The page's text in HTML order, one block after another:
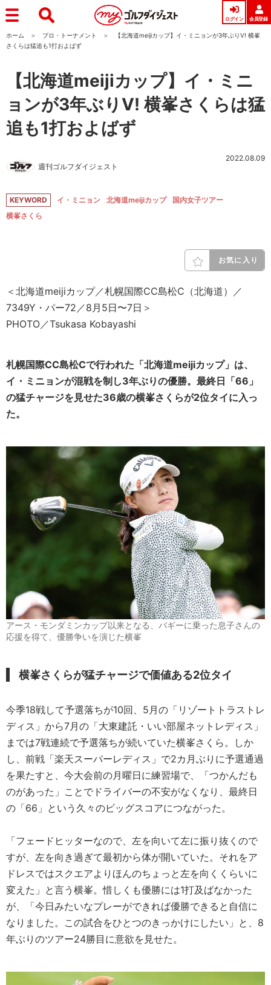
ログイン 会員登録
ホーム プロ・トーナメント
【北海道meijiカップ】イ・ミニョンが3年ぶりV! 横峯
さくらは猛追も1打およばず
【北海道meijiカップ】イ・ミニ
ョンが3年ぶりV! 横峯さくらは猛
追も1打およばず
週刊ゴルフダイジェスト
2022.08.09
KEYWORD イ・ミニョン 北海道meijiカップ
国内女子ツアー
横峯さくら
お気に入り
＜北海道meijiカップ／札幌国際CC島松C（北海道）／
7349Y・パー72／8月5日〜7日＞
PHOTO／Tsukasa Kobayashi
札幌国際CC島松Cで行われた「北海道meijiカップ」は、
イ・ミニョンが混戦を制し3年ぶりの優勝。最終日「66」
の猛チャージを見せた36歳の横峯さくらが2位タイに入っ
た。
アース・モンダミンカップ以来となる、バギーに乗った息子さんの
応援を得て、優勝争いを演じた横峯
横峯さくらが猛チャージで価値ある2位タイ
今季18戦して予選落ちが10回、5月の「リゾートトラストレ
ディス」から7月の「大東建託・いい部屋ネットレディス」
までは7戦連続で予選落ちが続いていた横峯さくら。しか
し、前戦「楽天スーパーレディス」で2カ月ぶりに予選通過
を果たすと、今大会前の月曜日に練習場で、「つかんだも
のがあった」ことでドライバーの不安がなくなり、最終日
の「66」という久々のビッグスコアにつながった。
「フェードヒッターなので、左を向いて左に振り抜くので
すが、左を向き過ぎて最初から体が開いていた。それをア
ドレスではスクエアよりほんのちょっと左を向くくらいに
変えた」と言う横峯。惜しくも優勝には1打及ばなかった
が、「今日みたいなプレーができれば優勝できると自信に
なりました。この試合をひとつのきっかけにしたい」と、8
年ぶりのツアー24勝目に意欲を見せた。